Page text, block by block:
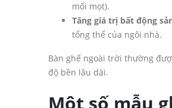
mối mọt).
Tăng giá trị bất động
tổng thể của ngôi nhà.
Bàn ghế ngoài trời thường
độ bền lâu dài.
Một số mẫu